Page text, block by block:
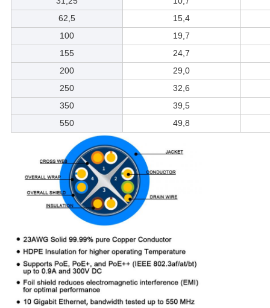
62,5
15,4
100
19,7
155
24,7
200
29,0
250
32,6
350
39,5
550
49,8